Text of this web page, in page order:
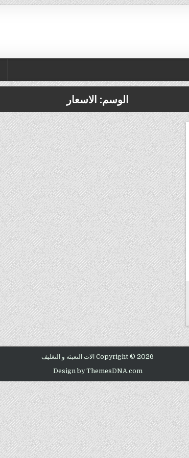
الوسم: الاسعار
Copyright © 2026 الات التعبئة و التغليف
Design by ThemesDNA.com